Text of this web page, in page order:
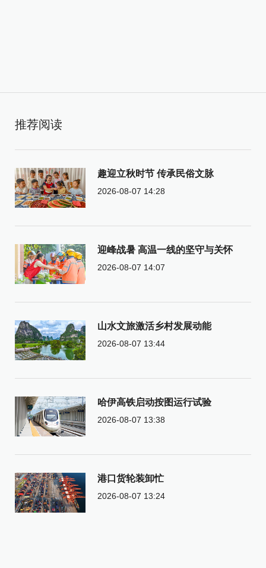
推荐阅读
趣迎立秋时节 传承民俗文脉
2026-08-07 14:28
迎峰战暑 高温一线的坚守与关怀
2026-08-07 14:07
山水文旅激活乡村发展动能
2026-08-07 13:44
哈伊高铁启动按图运行试验
2026-08-07 13:38
港口货轮装卸忙
2026-08-07 13:24